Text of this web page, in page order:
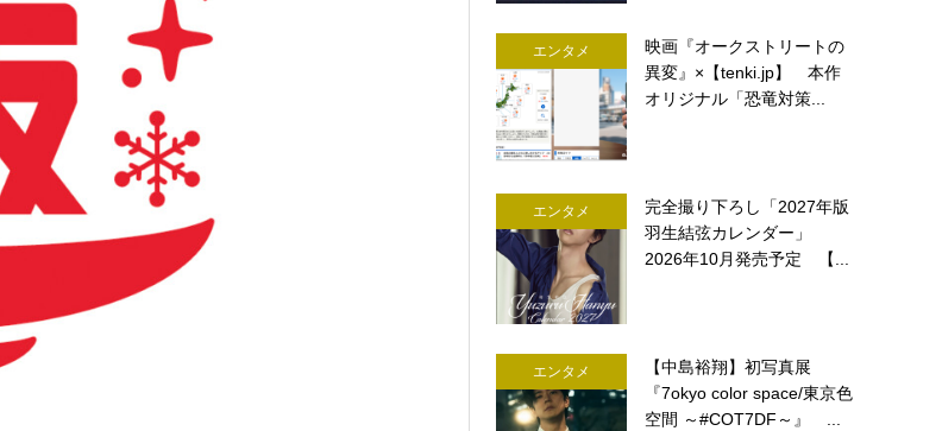
エンタメ
映画『オークストリートの
異変』×【tenki.jp】 本作
オリジナル「恐竜対策...
エンタメ
完全撮り下ろし「2027年版
羽生結弦カレンダー」
2026年10月発売予定 【...
エンタメ
【中島裕翔】初写真展
『7okyo color space/東京色
空間 ～#COT7DF～』 ...